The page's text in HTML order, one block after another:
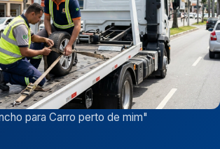
para Carro perto de mim"